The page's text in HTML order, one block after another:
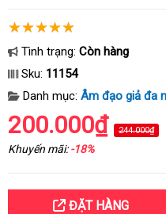
Tình trạng: Còn hàng
Sku: 11154
Danh mục: Âm đạo giả đa
200.000₫ 244.000₫
Khuyến mãi:-18%
ĐẶT HÀNG